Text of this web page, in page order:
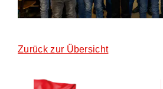
Zurück zur Übersicht